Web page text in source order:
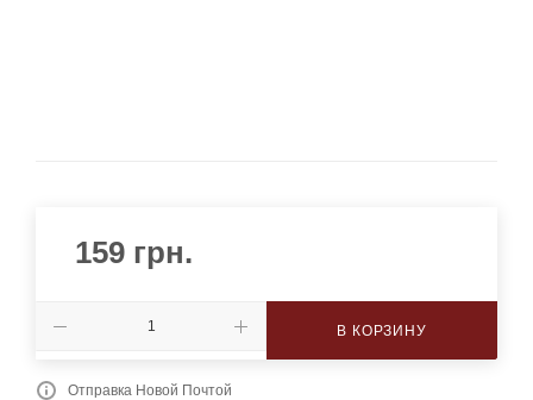
159 грн.
В КОРЗИНУ
Отправка Новой Почтой